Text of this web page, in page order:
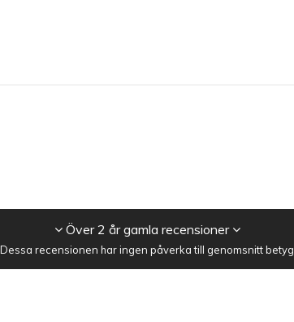
Över 2 år gamla recensioner
Dessa recensionen har ingen påverka till genomsnitt betyg